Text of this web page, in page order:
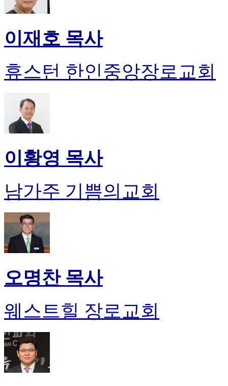
이재호 목사
휴스턴 한인중앙장로교회
이황영 목사
남가주 기쁨의교회
오명찬 목사
웨스트힐 장로교회